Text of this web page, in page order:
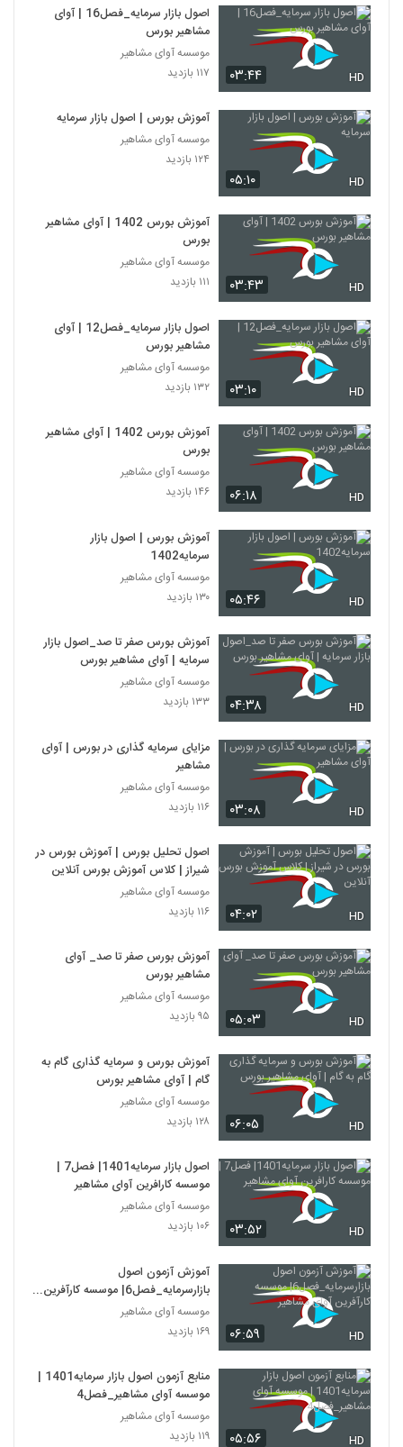
۰۳:۴۴ HD
اصول بازار سرمایه_فصل16 | آوای
مشاهیر بورس
موسسه آوای مشاهیر
۱۱۷ بازدید
۰۵:۱۰ HD
آموزش بورس | اصول بازار سرمایه
موسسه آوای مشاهیر
۱۲۴ بازدید
۰۳:۴۳ HD
آموزش بورس 1402 | آوای مشاهیر
بورس
موسسه آوای مشاهیر
۱۱۱ بازدید
۰۳:۱۰ HD
اصول بازار سرمایه_فصل12 | آوای
مشاهیر بورس
موسسه آوای مشاهیر
۱۳۲ بازدید
۰۶:۱۸ HD
آموزش بورس 1402 | آوای مشاهیر
بورس
موسسه آوای مشاهیر
۱۴۶ بازدید
۰۵:۴۶ HD
آموزش بورس | اصول بازار
سرمایه1402
موسسه آوای مشاهیر
۱۳۰ بازدید
۰۴:۳۸ HD
آموزش بورس صفر تا صد_اصول بازار
سرمایه | آوای مشاهیر بورس
موسسه آوای مشاهیر
۱۳۳ بازدید
۰۳:۰۸ HD
مزایای سرمایه گذاری در بورس | آوای
مشاهیر
موسسه آوای مشاهیر
۱۱۶ بازدید
۰۴:۰۲ HD
اصول تحلیل بورس | آموزش بورس در
شیراز | کلاس آموزش بورس آنلاین
موسسه آوای مشاهیر
۱۱۶ بازدید
۰۵:۰۳ HD
آموزش بورس صفر تا صد_ آوای
مشاهیر بورس
موسسه آوای مشاهیر
۹۵ بازدید
۰۶:۰۵ HD
آموزش بورس و سرمایه گذاری گام به
گام | آوای مشاهیر بورس
موسسه آوای مشاهیر
۱۲۸ بازدید
۰۳:۵۲ HD
اصول بازار سرمایه1401| فصل7 |
موسسه کارافرین آوای مشاهیر
موسسه آوای مشاهیر
۱۰۶ بازدید
۰۶:۵۹ HD
آموزش آزمون اصول
بازارسرمایه_فصل6| موسسه کارآفرین
آوای مشاهیر
موسسه آوای مشاهیر
۱۶۹ بازدید
۰۵:۵۶ HD
منابع آزمون اصول بازار سرمایه1401 |
موسسه آوای مشاهیر_فصل4
موسسه آوای مشاهیر
۱۱۹ بازدید